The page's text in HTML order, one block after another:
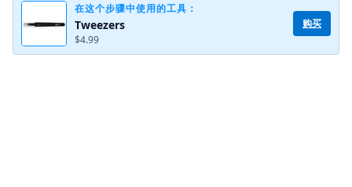
在这个步骤中使用的工具：
Tweezers
$4.99
购买